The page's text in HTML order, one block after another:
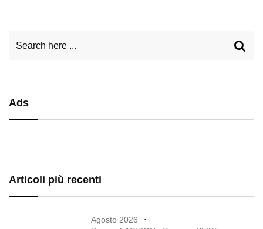
Ads
Articoli più recenti
Agosto 2026